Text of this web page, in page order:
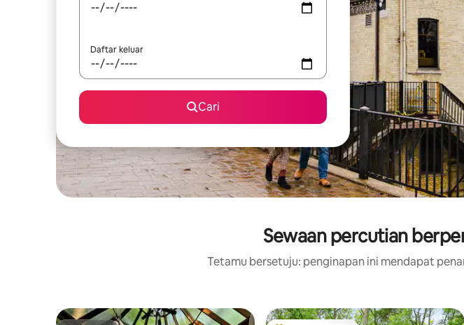
Daftar keluar
Cari
Sewaan percutian
Tetamu bersetuju: penginapan ini mendapat